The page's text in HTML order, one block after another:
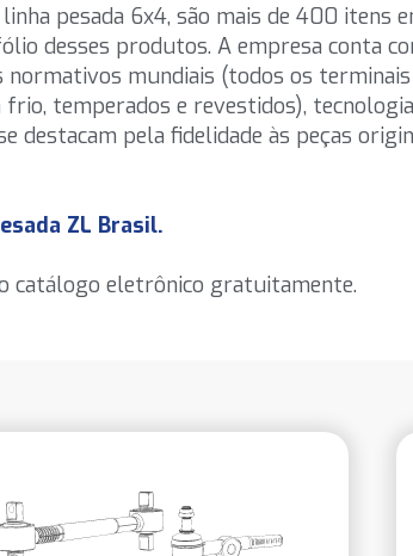
pesada 6x4, são mais de 400
desses produtos. A empresa conta
mundiais (todos os
temperados e revestidos),
destacam pela fidelidade às peças
ZL Brasil.
catálogo eletrônico gratuitamente.